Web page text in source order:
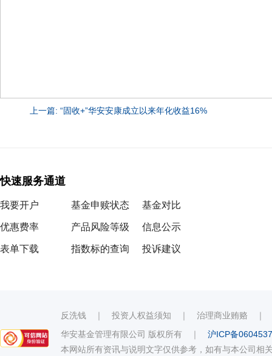
上一篇: “固收+”华安安康成立以来年化收益16%
快速服务通道
我要开户
优惠费率
表单下载
基金申赎状态
产品风险等级
指数标的查询
基金对比
信息公示
投诉建议
反洗钱 ｜ 投资人权益须知 ｜ 治理商业贿赂
华安基金管理有限公司 版权所有 ｜ 沪ICP备
本网站所有资讯与说明文字仅供参考，如有与本公司相